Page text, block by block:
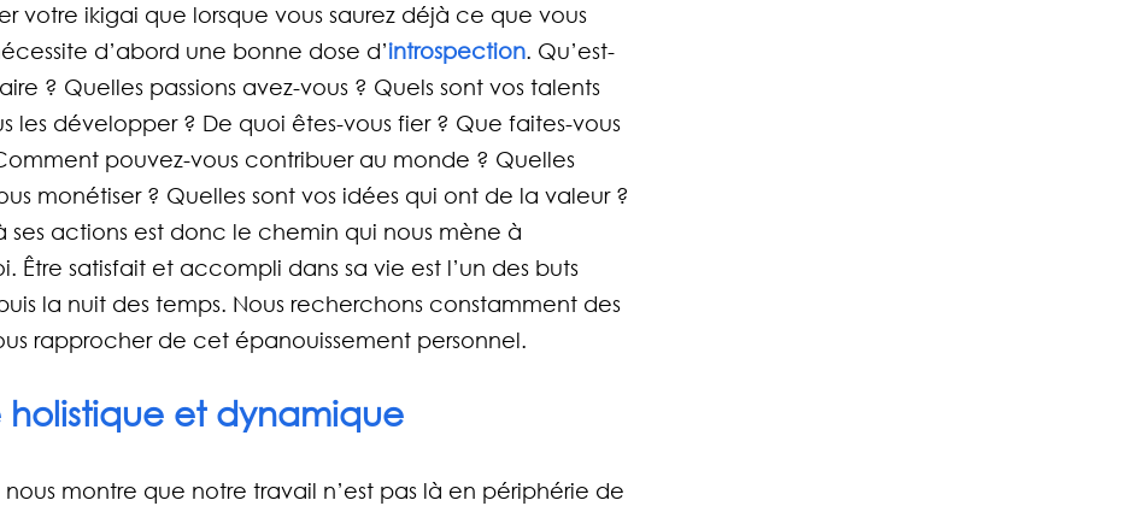
votre ikigai que lorsque vous saurez déjà ce que vous
d’abord une bonne dose d’introspection. Qu’est-
? Quelles passions avez-vous ? Quels sont vos talents
les développer ? De quoi êtes-vous fier ? Que faites-vous
pouvez-vous contribuer au monde ? Quelles
monétiser ? Quelles sont vos idées qui ont de la valeur ?
ses actions est donc le chemin qui nous mène à
Être satisfait et accompli dans sa vie est l’un des buts
la nuit des temps. Nous recherchons constamment des
rapprocher de cet épanouissement personnel.
holistique et dynamique
montre que notre travail n’est pas là en périphérie de